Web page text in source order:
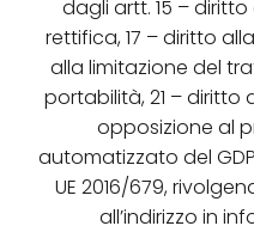
dagli artt. 15 –
rettifica, 17 – diritto
alla limitazione del
portabilità, 21 – diritto
opposizione al
automatizzato del
UE 2016/679,
all’indirizzo in